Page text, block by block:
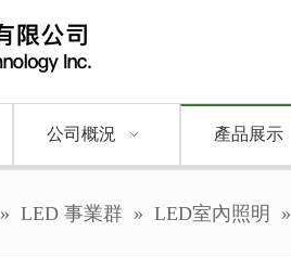
公司概況 產品展示
» LED 事業群 » LED室內照明 »